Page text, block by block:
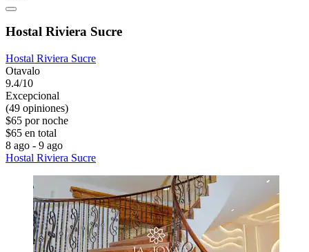
Hostal Riviera Sucre
Hostal Riviera Sucre
Otavalo
9.4/10
Excepcional
(49 opiniones)
$65 por noche
$65 en total
8 ago - 9 ago
Hostal Riviera Sucre